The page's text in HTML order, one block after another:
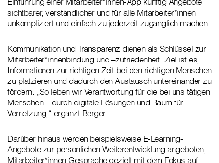
sichtbarer, verständlicher und für alle Mitarbeiter*innen
unkompliziert und einfach zu jederzeit zugänglich machen.
Kommunikation und Transparenz dienen als Schlüssel zur
Mitarbeiter*innenbindung und –zufriedenheit. Ziel ist es,
Informationen zur richtigen Zeit bei den richtigen Menschen
zu platzieren und dadurch den Austausch untereinander zu
fördern. „So leben wir Verantwortung für die bei uns tätigen
Menschen – durch digitale Lösungen und Raum für
Vernetzung,“ ergänzt Berger.
Darüber hinaus werden beispielsweise E-Learning-
Angebote zur persönlichen Weiterentwicklung angeboten,
Mitarbeiter*innen-Gespräche gezielt mit dem Fokus auf